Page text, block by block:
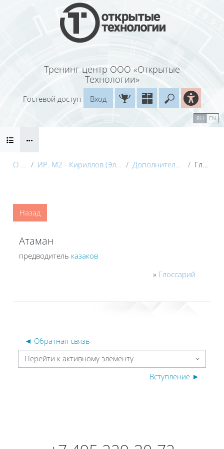
Перейти к основному содержанию
Тренинг центр ООО «Открытые
Технологии»
Введите
Гостевой доступ
Вход
RU EN
Блоки
О курсе ИР. М2 - Кириллов (Электронный курс) с видео Дополнительные материалы Глоссарий
Назад
Атаман
предводитель казаков
» Глоссарий
◄ Обратная связь
Перейти к активному элементу
Вступление ►